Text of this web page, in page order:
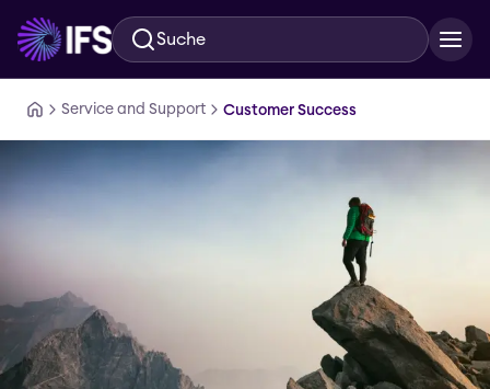
Zum Hauptinhalt springen
Suche
Service and Support Customer Success